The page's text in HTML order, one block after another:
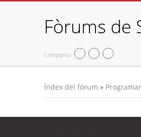
Fòrums de
Compartiu
Índex del fòrum »